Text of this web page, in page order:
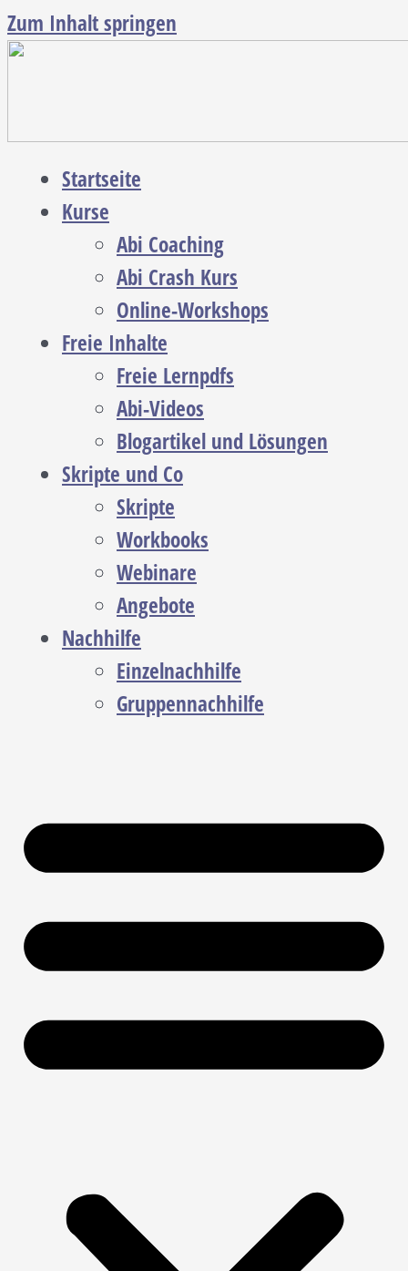
Zum Inhalt springen
Startseite
Kurse
Abi Coaching
Abi Crash Kurs
Online-Workshops
Freie Inhalte
Freie Lernpdfs
Abi-Videos
Blogartikel und Lösungen
Skripte und Co
Skripte
Workbooks
Webinare
Angebote
Nachhilfe
Einzelnachhilfe
Gruppennachhilfe